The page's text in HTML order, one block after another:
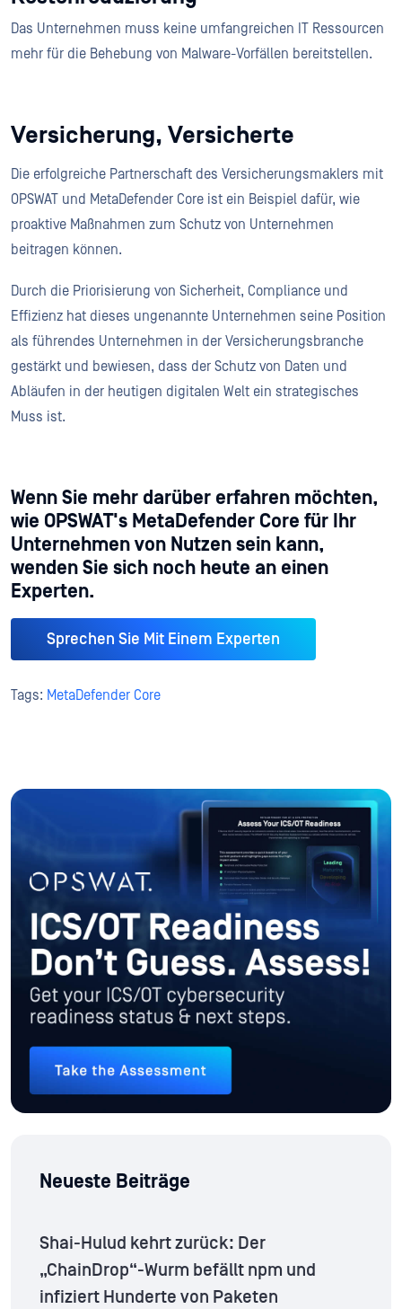
Das Unternehmen muss keine umfangreichen IT Ressourcen
mehr für die Behebung von Malware-Vorfällen bereitstellen.
Versicherung, Versicherte
Die erfolgreiche Partnerschaft des Versicherungsmaklers mit
OPSWAT und MetaDefender Core ist ein Beispiel dafür, wie
proaktive Maßnahmen zum Schutz von Unternehmen
beitragen können.
Durch die Priorisierung von Sicherheit, Compliance und
Effizienz hat dieses ungenannte Unternehmen seine Position
als führendes Unternehmen in der Versicherungsbranche
gestärkt und bewiesen, dass der Schutz von Daten und
Abläufen in der heutigen digitalen Welt ein strategisches
Muss ist.
Wenn Sie mehr darüber erfahren möchten,
wie OPSWAT's MetaDefender Core für Ihr
Unternehmen von Nutzen sein kann,
wenden Sie sich noch heute an einen
Experten.
Sprechen Sie Mit Einem Experten
Tags: MetaDefender Core
Neueste Beiträge
Shai-Hulud kehrt zurück: Der
„ChainDrop“-Wurm befällt npm und
infiziert Hunderte von Paketen